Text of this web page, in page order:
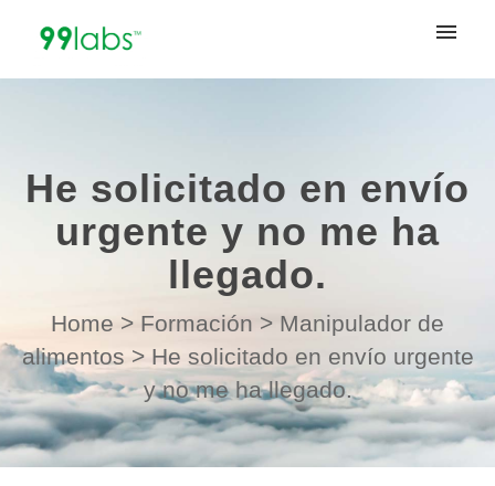
Login
He solicitado en envío
urgente y no me ha
llegado.
Home > Formación > Manipulador de
alimentos > He solicitado en envío urgente
y no me ha llegado.